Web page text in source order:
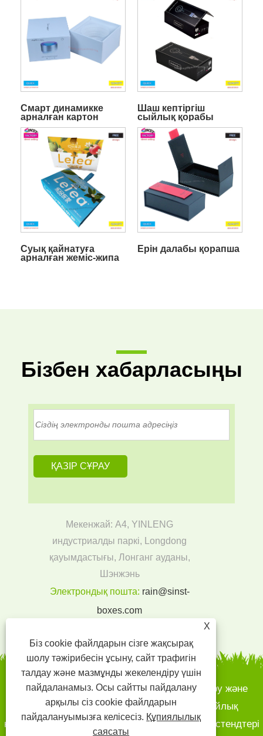
Смарт динамикке
арналған картон
сыйлық қорабы
Шаш кептіргіш
сыйлық қорабы
Суық қайнатуға
арналған жеміс-жипа
Ерін далабы қорапша
Бізбен хабарласыңы
Мекенжай: A4, YINLENG
индустриалды паркі, Longdong
қауымдастығы, Лонганг ауданы,
Шэнжэнь
Электрондық пошта: rain@sinst-
boxes.com
Авторлық құқық © 2022 SINST басып шығару және
буып-түю CO., LTD - қағаз қораптары, сыйлық
қораптары - қағаз қораптары, картон дисплей стендтері
X
Біз cookie файлдарын сізге жақсырақ
шолу тәжірибесін ұсыну, сайт трафигін
талдау және мазмұнды жекелендіру үшін
пайдаланамыз. Осы сайтты пайдалану
арқылы сіз cookie файлдарын
пайдалануымызға келісесіз. Құпиялылық
саясаты